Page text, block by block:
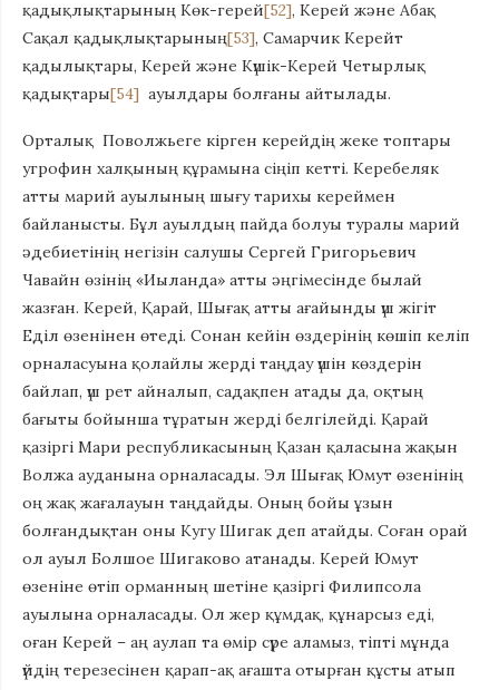
қадықлықтарының Көк-герей[52], Керей және Абақ
Сақал қадықлықтарының[53], Самарчик Керейт
қадылықтары, Керей және Күшік-Керей Четырлық
қадықтары[54] ауылдары болғаны айтылады.
Орталық Поволжьеге кірген керейдің жеке топтары
угрофин халқының құрамына сіңіп кетті. Керебеляк
атты марий ауылының шығу тарихы кереймен
байланысты. Бұл ауылдың пайда болуы туралы марий
әдебиетінің негізін салушы Сергей Григорьевич
Чавайн өзінің «Иыланда» атты әңгімесінде былай
жазған. Керей, Қарай, Шығақ атты ағайынды үш жігіт
Еділ өзенінен өтеді. Сонан кейін өздерінің көшіп келіп
орналасуына қолайлы жерді таңдау үшін көздерін
байлап, үш рет айналып, садақпен атады да, оқтың
бағыты бойынша тұратын жерді белгілейді. Қарай
қазіргі Мари республикасының Қазан қаласына жақын
Волжа ауданына орналасады. Эл Шығақ Юмут өзенінің
оң жақ жағалауын таңдайды. Оның бойы ұзын
болғандықтан оны Кугу Шигак деп атайды. Соған орай
ол ауыл Болшое Шигаково атанады. Керей Юмут
өзеніне өтіп орманның шетіне қазіргі Филипсола
ауылына орналасады. Ол жер құмдақ, құнарсыз еді,
оған Керей – аң аулап та өмір сүре аламыз, тіпті мұнда
үйдің терезесінен қарап-ақ ағашта отырған құсты атып